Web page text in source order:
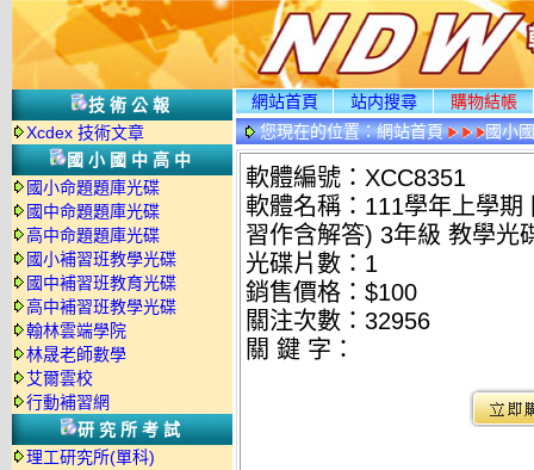
技術公報
Xcdex 技術文章
國小國中高中
國小命題題庫光碟
國中命題題庫光碟
高中命題題庫光碟
國小補習班教學光碟
國中補習班教育光碟
高中補習班教學光碟
翰林雲端學院
林晟老師數學
艾爾雲校
行動補習網
研究所考試
理工研究所(單科)
網站首頁 站内搜尋
購物結帳
您現在的位置：網站首頁 國小
軟體編號：XCC8351
軟體名稱：111學年上學
習作含解答) 3年級 教學光
光碟片數：1
銷售價格：$100
關注次數： 32956
關 鍵 字：